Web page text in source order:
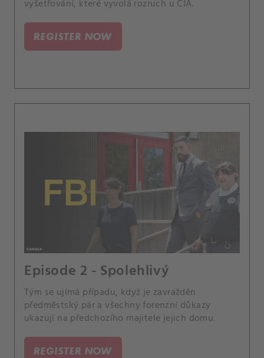
vyšetřování, které vyvolá rozruch u CIA.
REGISTER NOW
Episode 2 - Spolehlivý
Tým se ujímá případu, když je zavražděn
předměstský pár a všechny forenzní důkazy
ukazují na předchozího majitele jejich domu.
REGISTER NOW